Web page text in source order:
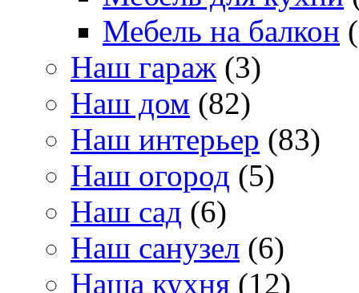
Мебель на балкон
Наш гараж (3)
Наш дом (82)
Наш интерьер (83)
Наш огород (5)
Наш сад (6)
Наш санузел (6)
Наша кухня (12)